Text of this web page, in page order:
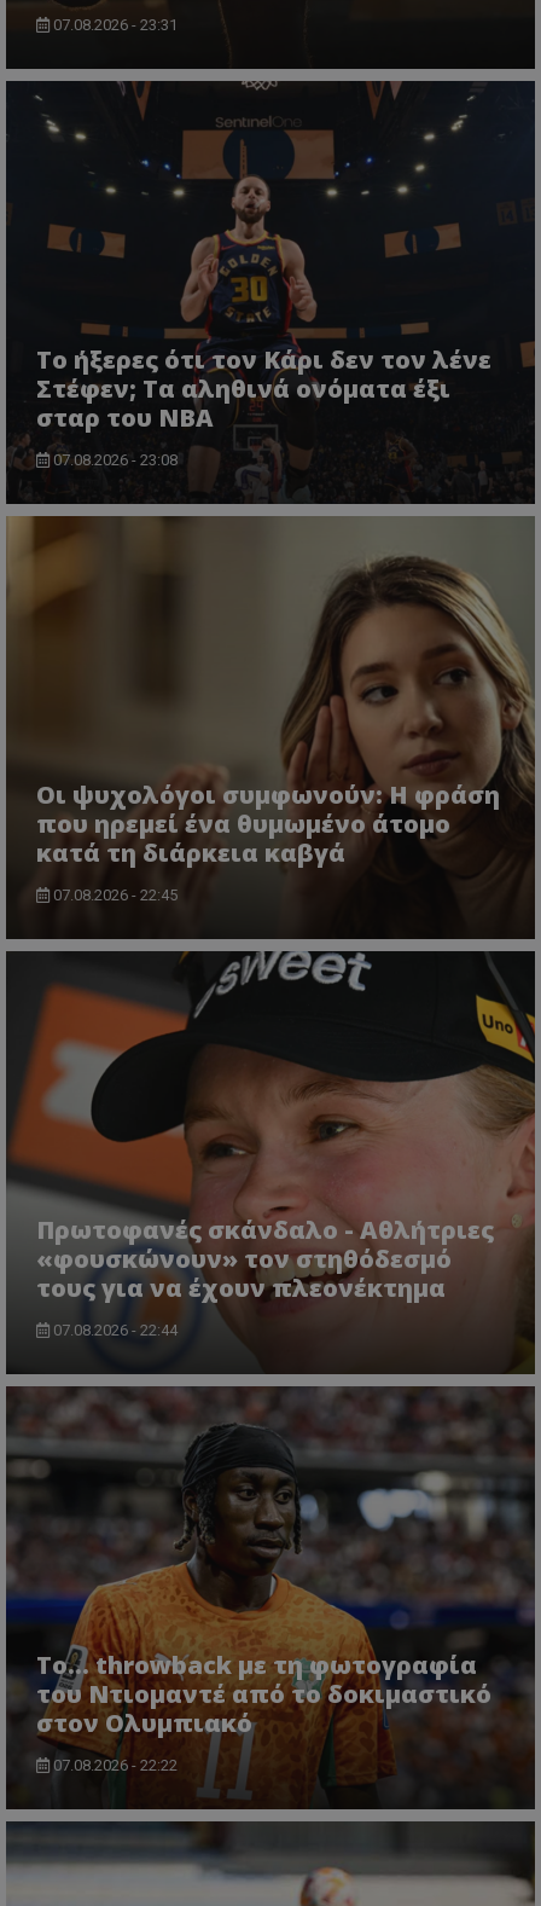
07.08.2026 - 23:31
Το ήξερες ότι τον Κάρι δεν τον λένε
Στέφεν; Τα αληθινά ονόματα έξι
σταρ του NBA
07.08.2026 - 23:08
Οι ψυχολόγοι συμφωνούν: Η φράση
που ηρεμεί ένα θυμωμένο άτομο
κατά τη διάρκεια καβγά
07.08.2026 - 22:45
Πρωτοφανές σκάνδαλο - Aθλήτριες
«φουσκώνουν» τον στηθόδεσμό
τους για να έχουν πλεονέκτημα
07.08.2026 - 22:44
Το... throwback με τη φωτογραφία
του Ντιομαντέ από το δοκιμαστικό
στον Ολυμπιακό
07.08.2026 - 22:22